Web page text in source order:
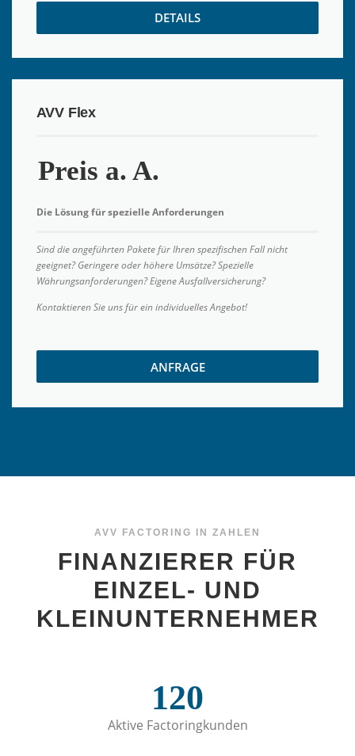
DETAILS
AVV Flex
Preis a. A.
Die Lösung für spezielle Anforderungen
Sind die angeführten Pakete für Ihren spezifischen Fall nicht
geeignet? Geringere oder höhere Umsätze? Spezielle
Währungsanforderungen? Eigene Ausfallversicherung?
Kontaktieren Sie uns für ein individuelles Angebot!
ANFRAGE
AVV FACTORING IN ZAHLEN
FINANZIERER FÜR
EINZEL- UND
KLEINUNTERNEHMER
120
Aktive Factoringkunden